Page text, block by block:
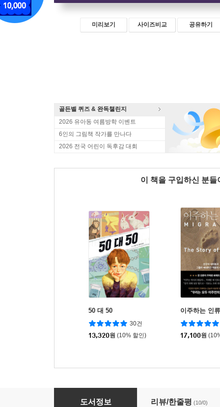
미리보기 사이즈비교 공유하기
골든벨 퀴즈 & 완독챌린지
2026 유아동 여름방학 이벤트
6인의 그림책 작가를 만나다
2026 전국 어린이 독후감 대회
이 책을 구입하신 분
50 대 50
30건
13,320원 (10% 할인)
이주하는 인류
17,100원
부모님이 화성으로 가 버렸을 때 살아남는 법
도서정보 리뷰/한줄평 (10/0)